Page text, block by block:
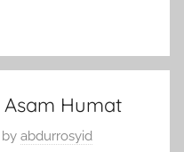
Asam Humat
by abdurrosyid